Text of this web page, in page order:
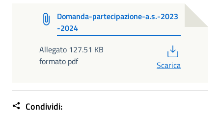
Domanda-partecipazione-a.s.-2023
-2024
Allegato 127.51 KB
formato pdf
Scarica
Condividi: